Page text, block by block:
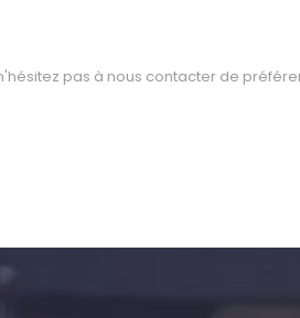
pas à nous contacter de